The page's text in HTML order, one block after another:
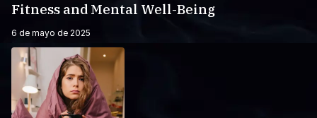
Fitness and Mental Well-Being
6 de mayo de 2025